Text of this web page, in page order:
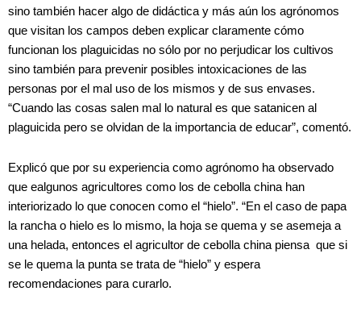
sino también hacer algo de didáctica y más aún los agrónomos
que visitan los campos deben explicar claramente cómo
funcionan los plaguicidas no sólo por no perjudicar los cultivos
sino también para prevenir posibles intoxicaciones de las
personas por el mal uso de los mismos y de sus envases.
“Cuando las cosas salen mal lo natural es que satanicen al
plaguicida pero se olvidan de la importancia de educar”, comentó.
Explicó que por su experiencia como agrónomo ha observado
que ealgunos agricultores como los de cebolla china han
interiorizado lo que conocen como el “hielo”. “En el caso de papa
la rancha o hielo es lo mismo, la hoja se quema y se asemeja a
una helada, entonces el agricultor de cebolla china piensa que si
se le quema la punta se trata de “hielo” y espera
recomendaciones para curarlo.